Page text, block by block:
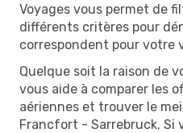
Voyages vous permet de
différents critères pour
correspondent pour votre
Quelque soit la raison de
vous aide à comparer les
aériennes et trouver le
Francfort - Sarrebruck. Si